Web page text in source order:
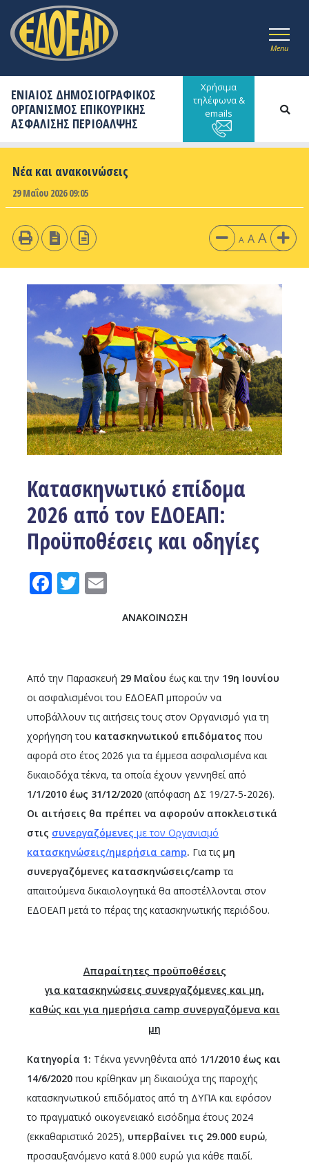
Menu
ΕΝΙΑΙΟΣ ΔΗΜΟΣΙΟΓΡΑΦΙΚΟΣ
ΟΡΓΑΝΙΣΜΟΣ ΕΠΙΚΟΥΡΙΚΗΣ
ΑΣΦΑΛΙΣΗΣ ΠΕΡΙΘΑΛΨΗΣ
Χρήσιμα
τηλέφωνα &
emails
Νέα και ανακοινώσεις
29 Μαΐου 2026 09:05
A A A
Κατασκηνωτικό επίδομα
2026 από τον ΕΔΟΕΑΠ:
Προϋποθέσεις και οδηγίες
Facebook
Twitter
ΑΝΑΚΟΙΝΩΣΗ
Από την Παρασκευή 29 Μαΐου έως και την 19η Ιουνίου
οι ασφαλισμένοι του ΕΔΟΕΑΠ μπορούν να
υποβάλλουν τις αιτήσεις τους στον Οργανισμό για τη
χορήγηση του κατασκηνωτικού επιδόματος που
αφορά στο έτος 2026 για τα έμμεσα ασφαλισμένα και
δικαιοδόχα τέκνα, τα οποία έχουν γεννηθεί από
1/1/2010 έως 31/12/2020 (απόφαση ΔΣ 19/27-5-2026).
Οι αιτήσεις θα πρέπει να αφορούν αποκλειστικά
στις συνεργαζόμενες με τον Οργανισμό
κατασκηνώσεις/ημερήσια camp. Για τις μη
συνεργαζόμενες κατασκηνώσεις/camp τα
απαιτούμενα δικαιολογητικά θα αποστέλλονται στον
ΕΔΟΕΑΠ μετά το πέρας της κατασκηνωτικής περιόδου.
Απαραίτητες προϋποθέσεις
για κατασκηνώσεις συνεργαζόμενες και μη,
καθώς και για ημερήσια camp συνεργαζόμενα και
μη
Κατηγορία 1: Τέκνα γεννηθέντα από 1/1/2010 έως και
14/6/2020 που κρίθηκαν μη δικαιούχα της παροχής
κατασκηνωτικού επιδόματος από τη ΔΥΠΑ και εφόσον
το πραγματικό οικογενειακό εισόδημα έτους 2024
(εκκαθαριστικό 2025), υπερβαίνει τις 29.000 ευρώ,
προσαυξανόμενο κατά 8.000 ευρώ για κάθε παιδί.